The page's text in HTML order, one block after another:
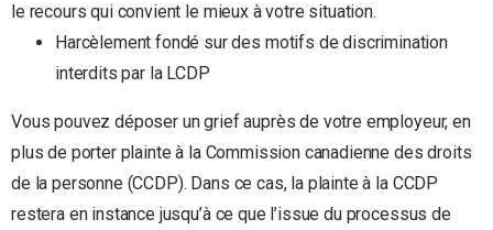
le recours qui convient le mieux à votre situation.
Harcèlement fondé sur des motifs de discrimination
interdits par la LCDP
Vous pouvez déposer un grief auprès de votre employeur, en
plus de porter plainte à la Commission canadienne des droits
de la personne (CCDP). Dans ce cas, la plainte à la CCDP
restera en instance jusqu’à ce que l’issue du processus de